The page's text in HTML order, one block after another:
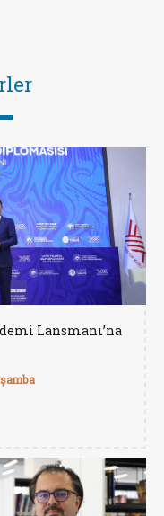
Lansmanı’na